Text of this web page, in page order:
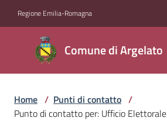
Regione Emilia-Romagna
Comune di Argelato
Comune
di
Argelato
Home / Punti di contatto /
Punto di contatto per: Ufficio Elettorale